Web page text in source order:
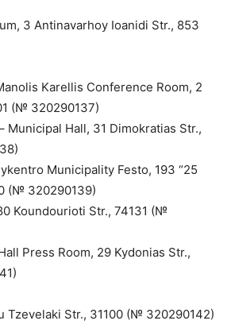
3 Antinavarhoy Ioanidi Str., 853
Karellis Conference Room, 2
(№ 320290137)
Municipal Hall, 31 Dimokratias Str.,
Municipality Festo, 193 “25
(№ 320290139)
Koundourioti Str., 74131 (№
Press Room, 29 Kydonias Str.,
Tzevelaki Str., 31100 (№ 320290142)